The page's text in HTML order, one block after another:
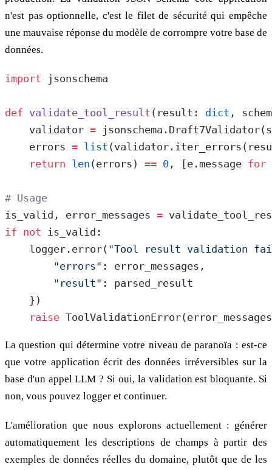
n'est pas optionnelle, c'est le filet de sécurité qui empêche
une mauvaise réponse du modèle de corrompre votre base de
données.
import jsonschema
def validate_tool_result (result: dict ,
    validator
=
    errors
= list
    return
len (errors) == 0 , [e.message for
# Usage
is_valid, error_messages =
if not is_valid:
    logger.error(
"Tool result validation
        "errors"
: error_messages,
        "result"
: parsed_result
    })
    raise
La question qui détermine votre niveau de paranoïa : est-ce
que votre application écrit des données irréversibles sur la
base d'un appel LLM ? Si oui, la validation est bloquante. Si
non, vous pouvez logger et continuer.
L'amélioration que nous explorons actuellement : générer
automatiquement les descriptions de champs à partir des
exemples de données réelles du domaine, plutôt que de les